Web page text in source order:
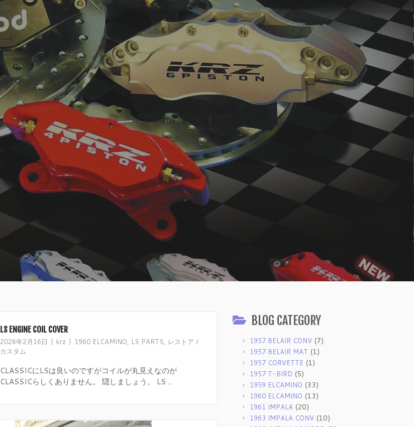
LS ENGINE COIL COVER
2026年2月16日 krz 1960 ELCAMINO, LS PARTS, レストア /
カスタム
CLASSICにLSは良いのですがコイルが丸見えなのが
CLASSICらしくありません。 隠しましょう。 LS ...
BLOG CATEGORY
1957 BELAIR CONV(7)
1957 BELAIR MAT (1)
1957 CORVETTE (1)
1957 T-BIRD (5)
1959 ELCAMINO (33)
1960 ELCAMINO (13)
1961 IMPALA(20)
1963 IMPALA CONV(10)